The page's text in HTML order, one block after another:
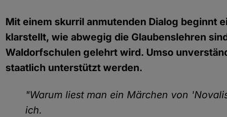
Mit einem skurril anmutenden Dialog beginnt
klarstellt, wie abwegig die Glaubenslehren
Waldorfschulen gelehrt wird. Umso
staatlich unterstützt werden.
"Warum liest man ein Märchen von
ich.